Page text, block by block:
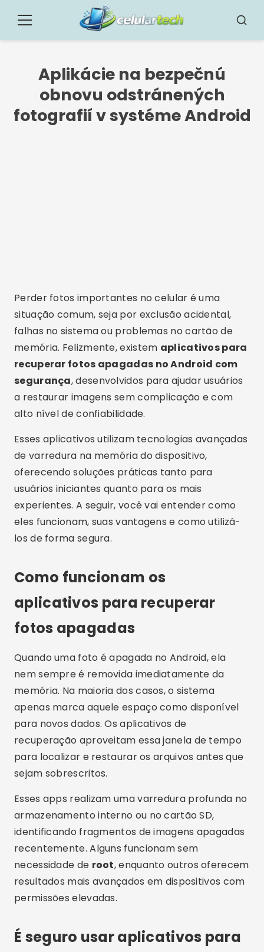
Menu
Aplikácie na bezpečnú
obnovu odstránených
fotografií v systéme Android
Perder fotos importantes no celular é uma
situação comum, seja por exclusão acidental,
falhas no sistema ou problemas no cartão de
memória. Felizmente, existem aplicativos para
recuperar fotos apagadas no Android com
segurança, desenvolvidos para ajudar usuários
a restaurar imagens sem complicação e com
alto nível de confiabilidade.
Esses aplicativos utilizam tecnologias avançadas
de varredura na memória do dispositivo,
oferecendo soluções práticas tanto para
usuários iniciantes quanto para os mais
experientes. A seguir, você vai entender como
eles funcionam, suas vantagens e como utilizá-
los de forma segura.
Como funcionam os
aplicativos para recuperar
fotos apagadas
Quando uma foto é apagada no Android, ela
nem sempre é removida imediatamente da
memória. Na maioria dos casos, o sistema
apenas marca aquele espaço como disponível
para novos dados. Os aplicativos de
recuperação aproveitam essa janela de tempo
para localizar e restaurar os arquivos antes que
sejam sobrescritos.
Esses apps realizam uma varredura profunda no
armazenamento interno ou no cartão SD,
identificando fragmentos de imagens apagadas
recentemente. Alguns funcionam sem
necessidade de root, enquanto outros oferecem
resultados mais avançados em dispositivos com
permissões elevadas.
É seguro usar aplicativos para